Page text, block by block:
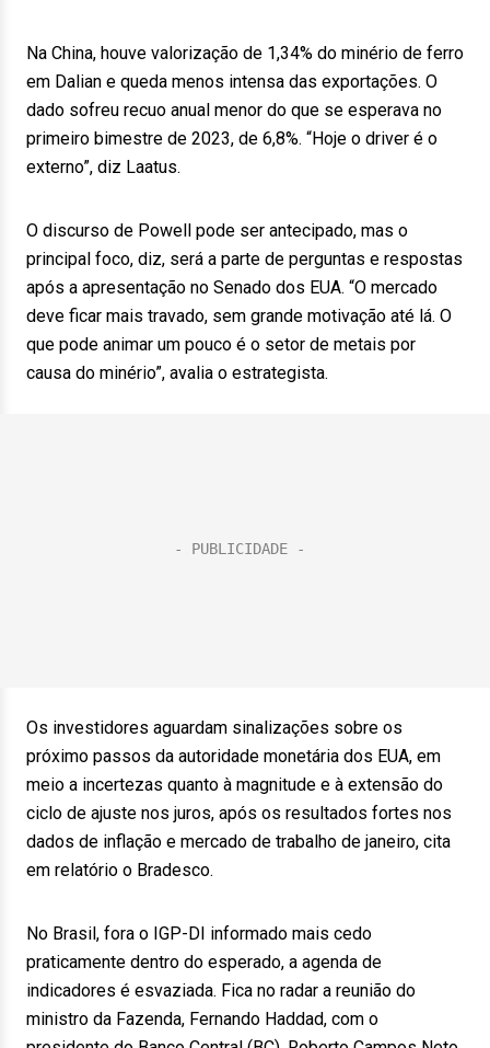
Na China, houve valorização de 1,34% do minério de ferro
em Dalian e queda menos intensa das exportações. O
dado sofreu recuo anual menor do que se esperava no
primeiro bimestre de 2023, de 6,8%. “Hoje o driver é o
externo”, diz Laatus.
O discurso de Powell pode ser antecipado, mas o
principal foco, diz, será a parte de perguntas e respostas
após a apresentação no Senado dos EUA. “O mercado
deve ficar mais travado, sem grande motivação até lá. O
que pode animar um pouco é o setor de metais por
causa do minério”, avalia o estrategista.
Os investidores aguardam sinalizações sobre os
próximo passos da autoridade monetária dos EUA, em
meio a incertezas quanto à magnitude e à extensão do
ciclo de ajuste nos juros, após os resultados fortes nos
dados de inflação e mercado de trabalho de janeiro, cita
em relatório o Bradesco.
No Brasil, fora o IGP-DI informado mais cedo
praticamente dentro do esperado, a agenda de
indicadores é esvaziada. Fica no radar a reunião do
ministro da Fazenda, Fernando Haddad, com o